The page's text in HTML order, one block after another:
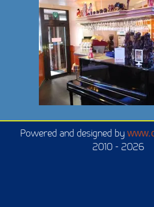
Powered and designed by
2010 - 2026